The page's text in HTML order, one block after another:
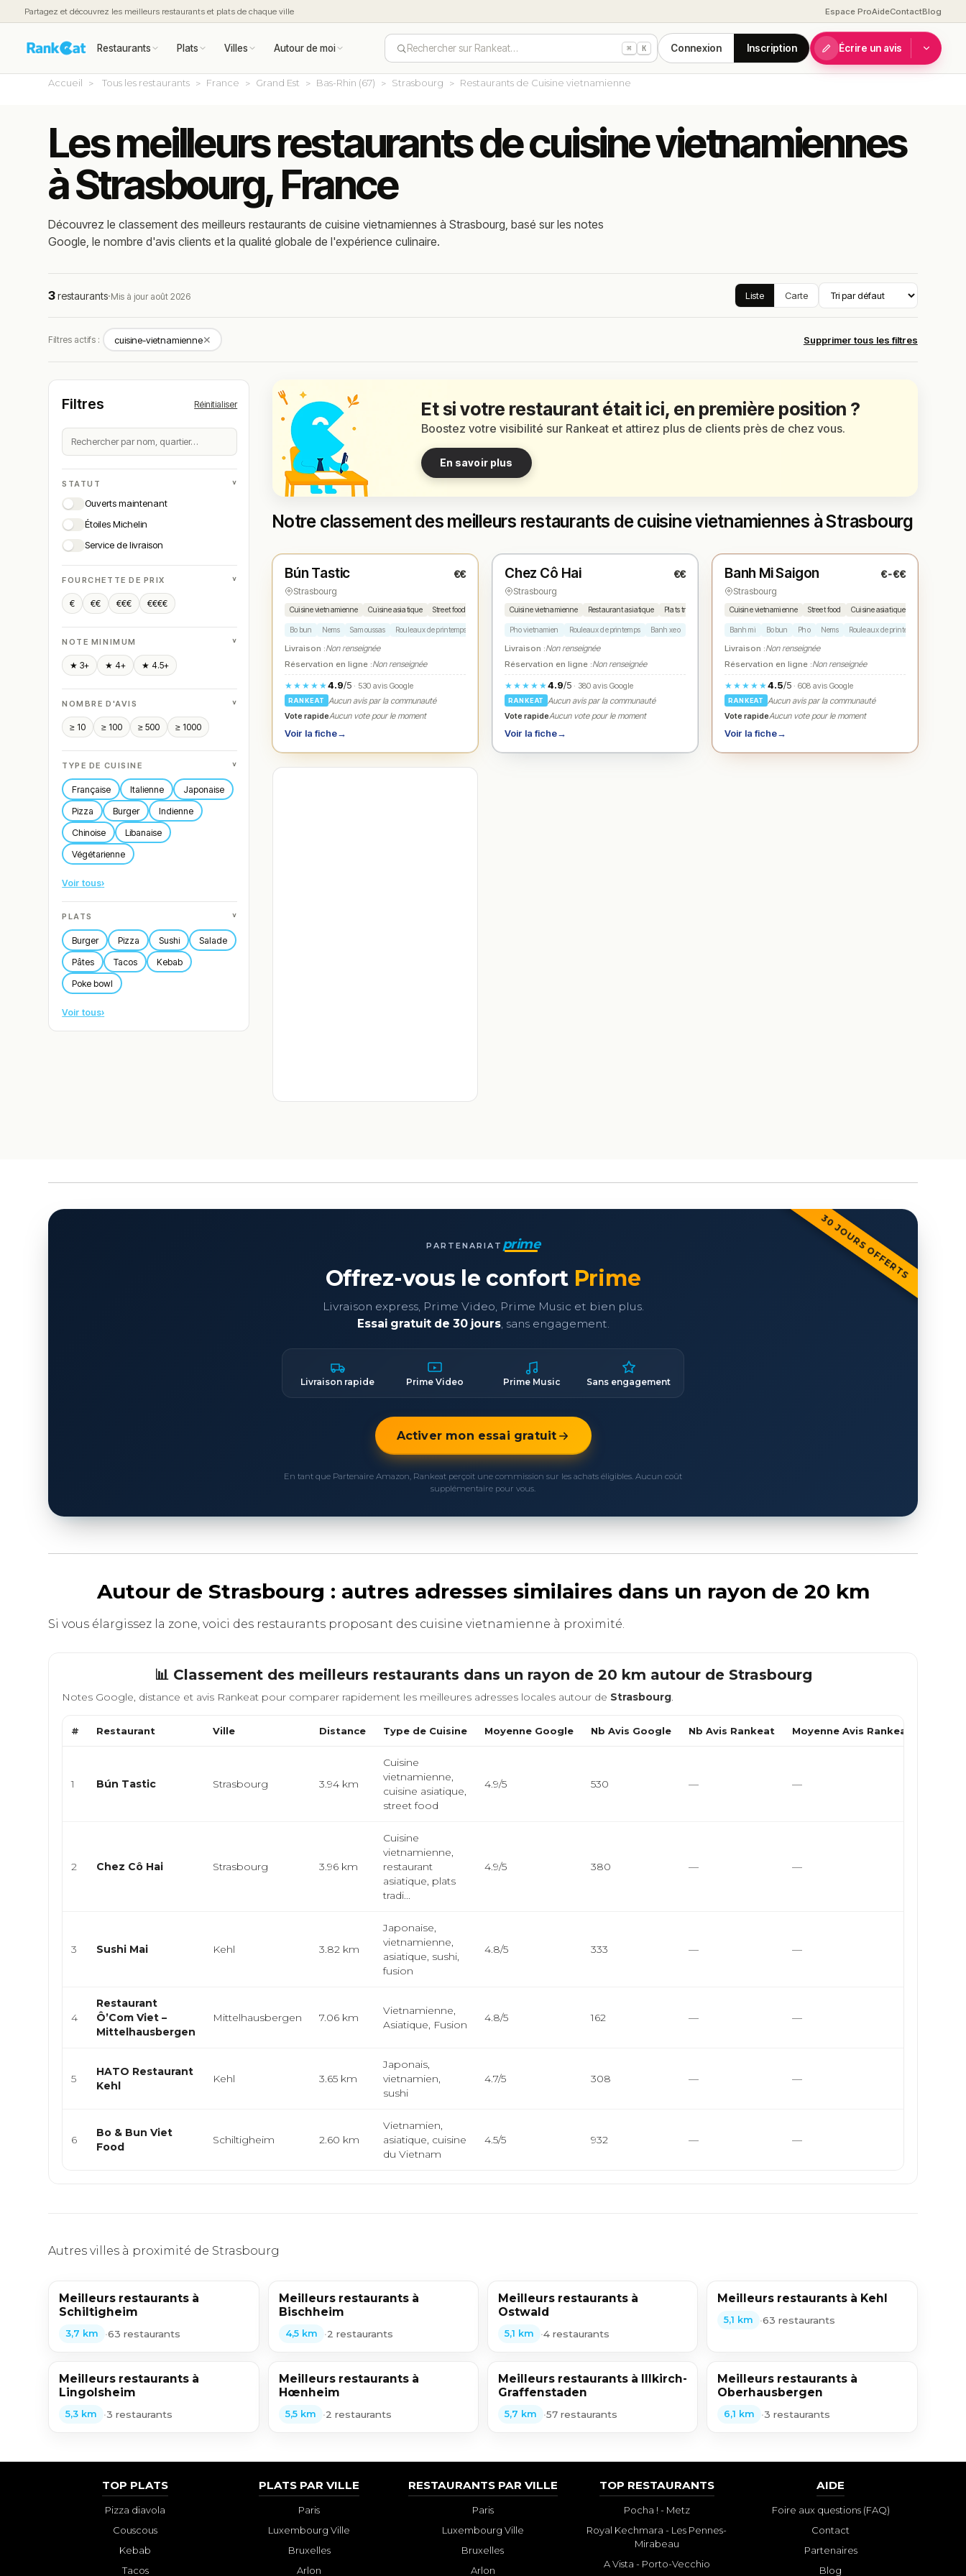
Partagez et découvrez les meilleurs restaurants et plats de chaque ville Espace ProAideContactBlog
Restaurants Plats Villes Autour de moi Rechercher sur Rankeat… ⌘ K Connexion Inscription Écrire un avis
Accueil Tous les restaurants France Grand Est Bas-Rhin (67) Strasbourg Restaurants de Cuisine vietnamienne
Les meilleurs restaurants de cuisine vietnamiennes
à Strasbourg, France
Découvrez le classement des meilleurs restaurants de cuisine vietnamiennes à Strasbourg, basé sur les notes
Google, le nombre d'avis clients et la qualité globale de l'expérience culinaire.
3restaurants·Mis à jour août 2026 Liste Carte
Filtres actifs : cuisine-vietnamienne✕ Supprimer tous les filtres
Filtres Réinitialiser
STATUT ˅
Ouverts maintenant
Étoiles Michelin
Service de livraison
FOURCHETTE DE PRIX ˅
€ €€ €€€ €€€€
NOTE MINIMUM ˅
★ 3+ ★ 4+ ★ 4.5+
NOMBRE D'AVIS ˅
≥ 10 ≥ 100 ≥ 500 ≥ 1000
TYPE DE CUISINE ˅
Française Italienne
Japonaise
Pizza
Burger
Indienne
Chinoise
Libanaise
Végétarienne
Voir tous›
PLATS ˅
Burger Pizza Sushi
Salade
Pâtes
Tacos
Kebab
Poke bowl
Voir tous›
Et si votre restaurant était ici, en première position ?
Boostez votre visibilité sur Rankeat et attirez plus de clients près de chez vous.
En savoir plus
Notre classement des meilleurs restaurants de cuisine vietnamiennes à Strasbourg
★ N° 1
Bún Tastic €€
Strasbourg
Cuisine vietnamienne Cuisine asiatique Street food
Bo bun Nems Samoussas Rouleaux de printemps
Livraison :Non renseignée
Réservation en ligne :Non renseignée
★★★★★4.9/5· 530 avis Google
RANKEAT
Aucun avis par la communauté
Vote rapideAucun vote pour le moment
Voir la fiche→
★ N° 2
Chez Cô Hai €€
Strasbourg
Cuisine vietnamienne Restaurant asiatique Plats traditionnels vietnamiens
Pho vietnamien Rouleaux de printemps Banh xeo Nems vietnamiens Riz sauté & nouilles
Livraison :Non renseignée
Réservation en ligne :Non renseignée
★★★★★4.9/5· 380 avis Google
RANKEAT
Aucun avis par la communauté
Vote rapideAucun vote pour le moment
Voir la fiche→
★ N° 3
Banh Mi Saigon €-€€
Strasbourg
Cuisine vietnamienne Street food Cuisine asiatique
Banh mi Bo bun Pho Nems Rouleaux de printemps
Livraison :Non renseignée
Réservation en ligne :Non renseignée
★★★★★4.5/5 · 608 avis Google
RANKEAT
Aucun avis par la communauté
Vote rapideAucun vote pour le moment
Voir la fiche→
30 JOURS OFFERTS
PARTENARIAT prime
Offrez-vous le confort Prime
Livraison express, Prime Video, Prime Music et bien plus.
Essai gratuit de 30 jours, sans engagement.
Livraison rapide Prime Video Prime Music Sans engagement
Activer mon essai gratuit
En tant que Partenaire Amazon, Rankeat perçoit une commission sur les achats éligibles. Aucun coût
supplémentaire pour vous.
Autour de Strasbourg : autres adresses similaires dans un rayon de 20 km
Si vous élargissez la zone, voici des restaurants proposant des cuisine vietnamienne à proximité.
📊 Classement des meilleurs restaurants dans un rayon de 20 km autour de Strasbourg
Notes Google, distance et avis Rankeat pour comparer rapidement les meilleures adresses locales autour de Strasbourg.
# Restaurant Ville Distance Type de Cuisine Moyenne Google Nb Avis Google Nb Avis Rankeat Moyenne Avis Rankeat
1 Bún Tastic Strasbourg 3.94 km
Cuisine
vietnamienne,
cuisine asiatique,
street food
4.9/5 530 — —
2 Chez Cô Hai Strasbourg 3.96 km
Cuisine
vietnamienne,
restaurant
asiatique, plats
tradi...
4.9/5 380 — —
3 Sushi Mai Kehl 3.82 km
Japonaise,
vietnamienne,
asiatique, sushi,
fusion
4.8/5 333 — —
4
Restaurant
Ô’Com Viet –
Mittelhausbergen
Mittelhausbergen 7.06 km
Vietnamienne,
Asiatique, Fusion
4.8/5 162 — —
5
HATO Restaurant
Kehl
Kehl 3.65 km
Japonais,
vietnamien,
sushi
4.7/5 308 — —
6
Bo & Bun Viet
Food
Schiltigheim 2.60 km
Vietnamien,
asiatique, cuisine
du Vietnam
4.5/5 932 — —
Autres villes à proximité de Strasbourg
Meilleurs restaurants à
Schiltigheim
3,7 km •63 restaurants
Meilleurs restaurants à
Bischheim
4,5 km •2 restaurants
Meilleurs restaurants à
Ostwald
5,1 km •4 restaurants
Meilleurs restaurants à Kehl
5,1 km •63 restaurants
Meilleurs restaurants à
Lingolsheim
5,3 km •3 restaurants
Meilleurs restaurants à
Hœnheim
5,5 km •2 restaurants
Meilleurs restaurants à Illkirch-
Graffenstaden
5,7 km •57 restaurants
Meilleurs restaurants à
Oberhausbergen
6,1 km •3 restaurants
TOP PLATS
Pizza diavola
Couscous
Kebab
Tacos
PLATS PAR VILLE
Paris
Luxembourg Ville
Bruxelles
Arlon
RESTAURANTS PAR VILLE
Paris
Luxembourg Ville
Bruxelles
Arlon
TOP RESTAURANTS
Pocha ! - Metz
Royal Kechmara - Les Pennes-
Mirabeau
A Vista - Porto-Vecchio
AIDE
Foire aux questions (FAQ)
Contact
Partenaires
Blog